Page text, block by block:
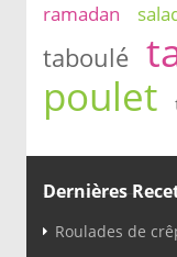
ramadan
taboulé
poulet
Dernières
Roulades de